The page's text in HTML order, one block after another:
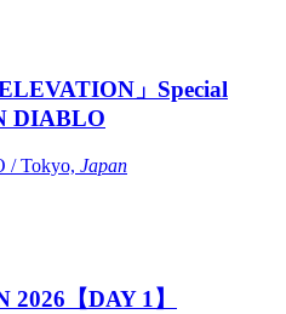
」Special
DIABLO
/ Tokyo, Japan
【DAY 1】